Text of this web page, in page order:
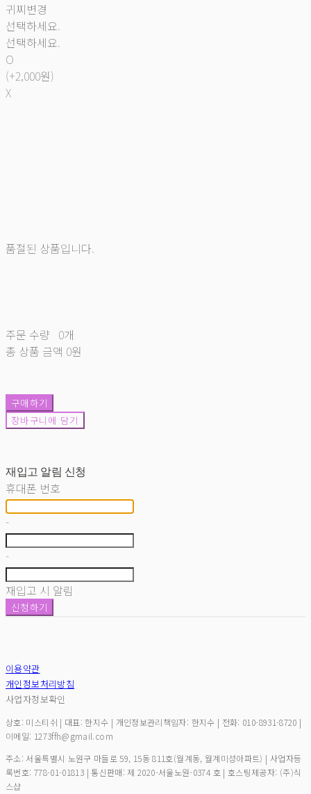
귀찌변경
선택하세요.
선택하세요.
O
(+2,000원)
X
품절된 상품입니다.
주문 수량 0개
총 상품 금액 0원
구매하기
장바구니에 담기
재입고 알림 신청
휴대폰 번호
-
-
재입고 시 알림
신청하기
이용약관
개인정보처리방침
사업자정보확인
상호: 미스티쉬 | 대표: 한지수 | 개인정보관리책임자: 한지수 | 전화: 010-8931-8720 |
이메일: 1273ffh@gmail.com
주소: 서울특별시 노원구 마들로 59, 15동 811호(월계동, 월계미성아파트) | 사업자등
록번호: 778-01-01813 | 통신판매:제 2020-서울노원-0374 호 | 호스팅제공자: (주)식
스샵